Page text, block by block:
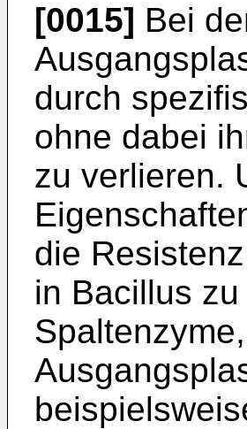
[0015] Bei
durch
ohne da­bei
zu verlieren.
die
in Bacillus